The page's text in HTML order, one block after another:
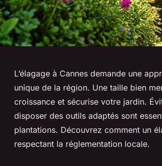
L’élagage à Cannes demande une
unique de la région. Une taille bien
croissance et sécurise votre jardin.
disposer des outils adaptés sont
plantations. Découvrez comment un
respectant la réglementation locale.